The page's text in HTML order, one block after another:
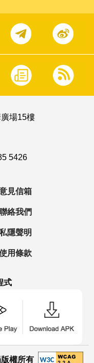
場15樓
5426
見信箱
絡我們
隱聲明
用條款
式
權所有